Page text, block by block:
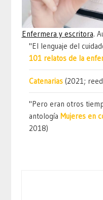
Enfermera y escritora.
"El lenguaje del
101 relatos de la
Catenarias (2021;
"Pero eran otros
antología Mujeres en
2018)